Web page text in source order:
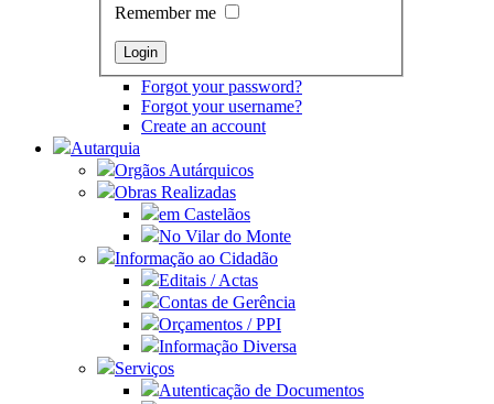
Remember me
Forgot your password?
Forgot your username?
Create an account
Autarquia
Orgãos Autárquicos
Obras Realizadas
em Castelãos
No Vilar do Monte
Informação ao Cidadão
Editais / Actas
Contas de Gerência
Orçamentos / PPI
Informação Diversa
Serviços
Autenticação de Documentos